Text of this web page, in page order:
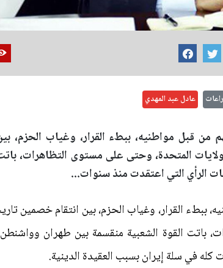
عادل عبد المهدي
قبل مواطنيه، ببطء القرار، وغياب الحزم،
المتحدة، وحتى على مستوى التظاهرات،
الرأي التي اعتقدت منذ سنوات...
القرار، وغياب الحزم، بين انتقام خصمين
باتت القوة الشعبية منقسمة بين طهران
في سلة إيران بسبب العقيدة الدينية.